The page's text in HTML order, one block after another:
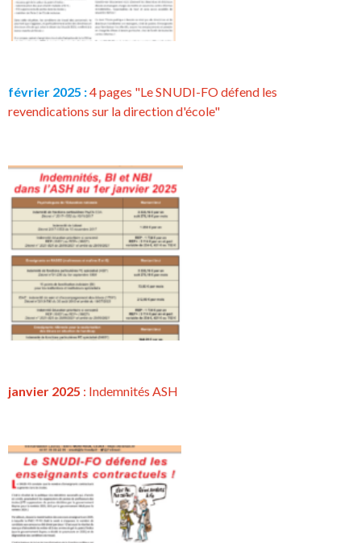
février 2025 :4 pages "Le SNUDI-FO défend les
revendications sur la direction d'école"
janvier 2025 : Indemnités ASH